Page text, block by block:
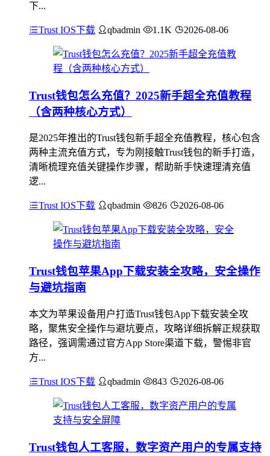
下...
Trust IOS下载 qbadmin 1.1K 2026-08-06
Trust钱包怎么充值？2025新手超全充值教程
（含两种核心方式）
是2025年推出的Trust钱包新手超全充值教程，核心包含
两种主流充值方式，专为刚接触Trust钱包的新手打造，
清晰梳理充值关键操作步骤，帮助新手快速理清充值
逻...
Trust IOS下载 qbadmin 826 2026-08-06
Trust钱包苹果App下载安装全攻略，安全操作
与避坑指南
本文为苹果设备用户打造Trust钱包App下载安装全攻
略，聚焦安全操作与避坑要点，攻略详细拆解正规获取
路径，强调需通过官方App Store渠道下载，警惕非官
方...
Trust IOS下载 qbadmin 843 2026-08-06
Trust钱包人工客服，数字资产用户的专属支持